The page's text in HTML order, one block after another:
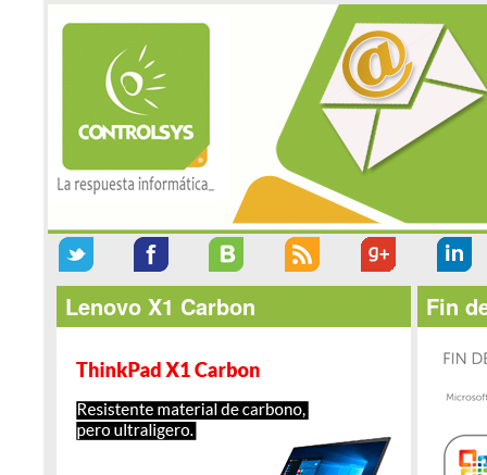
Lenovo X1 Carbon Fin